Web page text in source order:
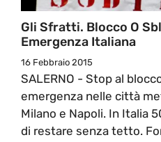
Gli Sfratti. Blocco O
Emergenza Italiana
16 Febbraio 2015
SALERNO - Stop al
emergenza nelle città
Milano e Napoli. In Italia
di restare senza tetto.